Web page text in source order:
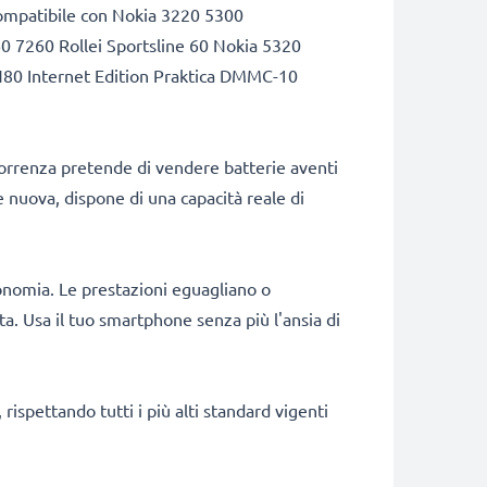
con Nokia 3220 5300
7260 Rollei Sportsline 60 Nokia 5320
Internet Edition Praktica DMMC-10
pretende di vendere batterie aventi
dispone di una capacità reale di
Le prestazioni eguagliano o
Usa il tuo smartphone senza più l'ansia di
rispettando tutti i più alti standard vigenti